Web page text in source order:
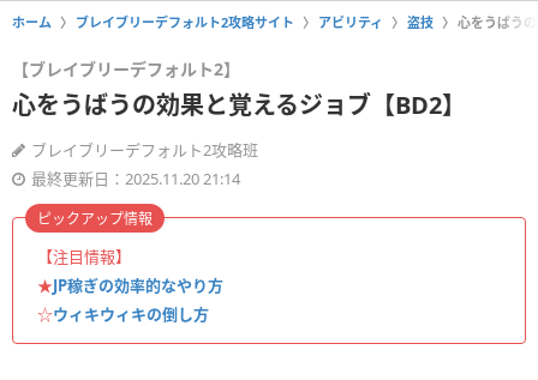
ホーム ブレイブリーデフォルト2攻略サイト アビリティ 盗技 心をうばう
【ブレイブリーデフォルト2】
心をうばうの効果と覚えるジョブ【BD2】
ブレイブリーデフォルト2攻略班
最終更新日：2025.11.20 21:14
【注目情報】
★JP稼ぎの効率的なやり方
☆ウィキウィキの倒し方
ピックアップ情報